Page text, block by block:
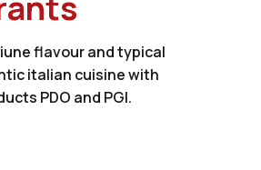
flavour and typical
italian cuisine with
PDO and PGI.